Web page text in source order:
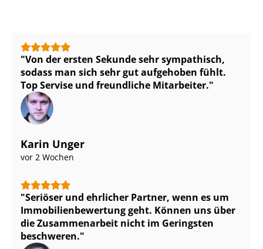
Von der ersten Sekunde sehr sympathisch,
sodass man sich sehr gut aufgehoben fühlt.
Top Servise und freundliche Mitarbeiter.
Karin Unger
vor 2 Wochen
Seriöser und ehrlicher Partner, wenn es um
Im­mo­bi­li­en­be­wer­tung geht. Können uns über
die Zusammenarbeit nicht im Geringsten
beschweren.